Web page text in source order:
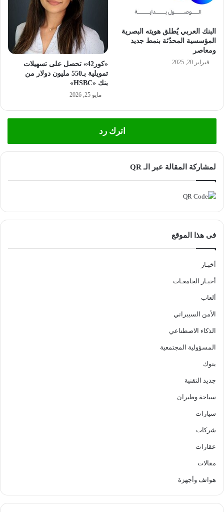
البنك العربي يُطلق هويته البصرية
المؤسسية المحدّثة بنمط جديد
ومعاصر
فبراير 20, 2025
«كور42» تحصل على تسهيلات
تمويلية بـ550 مليون دولار من
بنك «HSBC»
مايو 25, 2026
اترك رد
لمشاركة المقالة عبر الـ QR
فى هذا الموقع
أخبـار
أخبـار الجامعـات
ألعاب
الأمن السيبراني
الذكاء الاصطناعي
المسؤولية المجتمعية
بنوك
جديد التقنية
سياحة وطيران
سيارات
شركات
عقارات
مقالات
هواتف وأجهزة